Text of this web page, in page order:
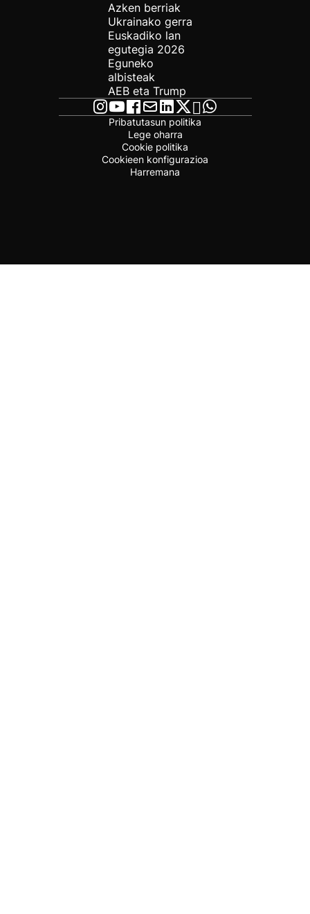
Azken berriak
Ukrainako gerra
Euskadiko lan
egutegia 2026
Eguneko
albisteak
AEB eta Trump
Pribatutasun politika
Lege oharra
Cookie politika
Cookieen konfigurazioa
Harremana